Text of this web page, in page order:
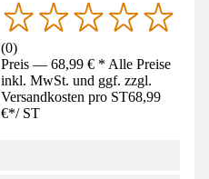
(0)
Preis — 68,99 € * Alle Preise
inkl. MwSt. und ggf. zzgl.
Versandkosten pro ST68,99
€*/ ST